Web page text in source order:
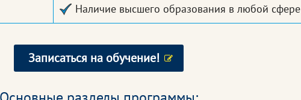
Наличие высшего образования в любой сфере
Записаться на обучение!